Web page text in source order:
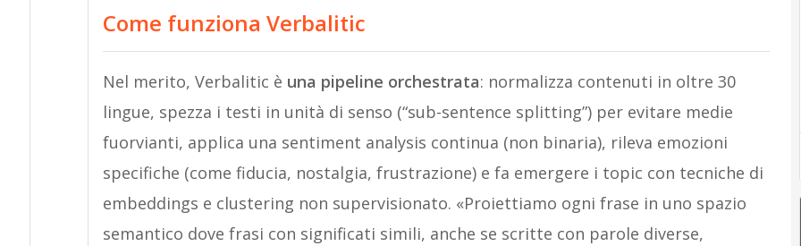
Come funziona Verbalitic
Nel merito, Verbalitic è una pipeline orchestrata: normalizza contenuti in oltre 30
lingue, spezza i testi in unità di senso (“sub-sentence splitting”) per evitare medie
fuorvianti, applica una sentiment analysis continua (non binaria), rileva emozioni
specifiche (come fiducia, nostalgia, frustrazione) e fa emergere i topic con tecniche di
embeddings e clustering non supervisionato. «Proiettiamo ogni frase in uno spazio
semantico dove frasi con significati simili, anche se scritte con parole diverse,